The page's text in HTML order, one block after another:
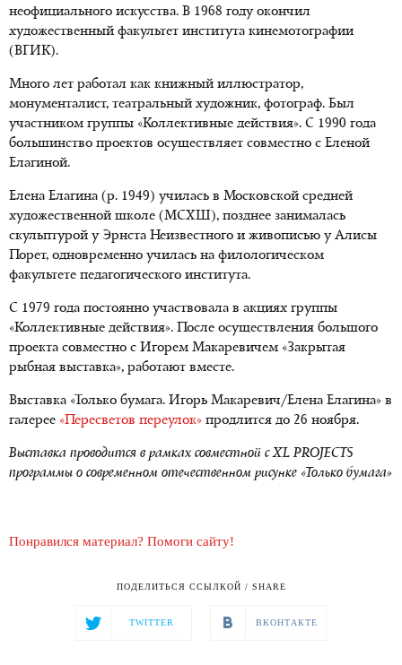
неофициального искусства. В 1968 году окончил
художественный факультет института кинемотографии
(ВГИК).
Много лет работал как книжный иллюстратор,
монументалист, театральный художник, фотограф. Был
участником группы «Коллективные действия». С 1990 года
большинство проектов осуществляет совместно с Еленой
Елагиной.
Елена Елагина (р. 1949) училась в Московской средней
художественной школе (МСХШ), позднее занималась
скульптурой у Эрнста Неизвестного и живописью у Алисы
Порет, одновременно училась на филологическом
факультете педагогического института.
С 1979 года постоянно участвовала в акциях группы
«Коллективные действия». После осуществления большого
проекта совместно с Игорем Макаревичем «Закрытая
рыбная выставка», работают вместе.
Выставка «Только бумага. Игорь Макаревич/Елена Елагина» в
галерее «Пересветов переулок» продлится до 26 ноября.
Выставка проводится в рамках совместной с XL PROJECTS
программы о современном отечественном рисунке «Только бумага»
Понравился материал? Помоги сайту!
ПОДЕЛИТЬСЯ ССЫЛКОЙ / SHARE
TWITTER ВКОНТАКТЕ